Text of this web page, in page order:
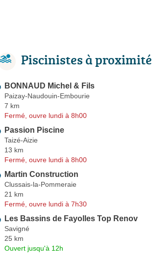
Piscinistes à proximité
BONNAUD Michel & Fils
Paizay-Naudouin-Embourie
7 km
Fermé, ouvre lundi à 8h00
Passion Piscine
Taizé-Aizie
13 km
Fermé, ouvre lundi à 8h00
Martin Construction
Clussais-la-Pommeraie
21 km
Fermé, ouvre lundi à 7h30
Les Bassins de Fayolles Top Renov
Savigné
25 km
Ouvert jusqu'à 12h